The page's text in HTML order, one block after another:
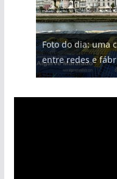
Foto do dia: uma
entre redes e